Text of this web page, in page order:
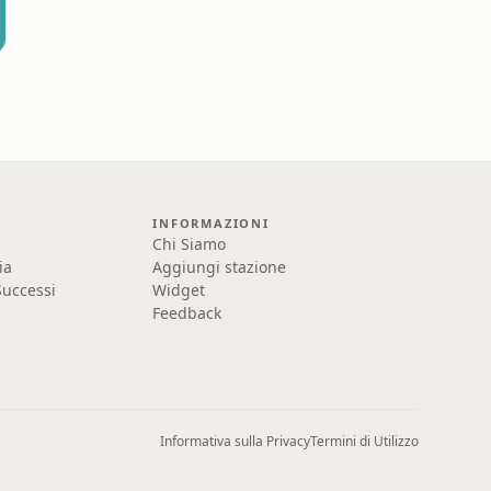
INFORMAZIONI
Chi Siamo
Aggiungi stazione
Widget
Feedback
Informativa sulla PrivacyTermini di Utilizzo